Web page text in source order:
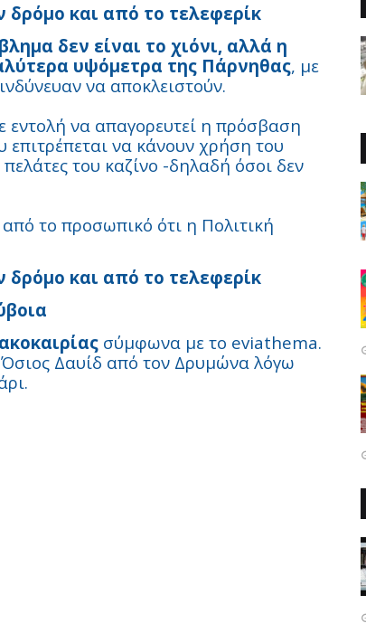
δρόμο και από το τελεφερίκ
δεν είναι το χιόνι, αλλά η
υψόμετρα της Πάρνηθας, με
να αποκλειστούν.
εντολή να απαγορευτεί η πρόσβαση
επιτρέπεται να κάνουν χρήση του
πελάτες του καζίνο -δηλαδή όσοι δεν
το προσωπικό ότι η Πολιτική
δρόμο και από το τελεφερίκ
σύμφωνα με το eviathema.
Δαυίδ από τον Δρυμώνα λόγω